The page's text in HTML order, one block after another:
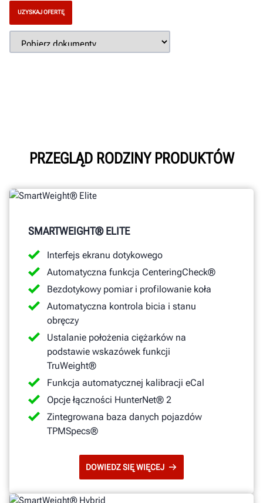
UZYSKAJ OFERTĘ
PRZEGLĄD RODZINY PRODUKTÓW
SMARTWEIGHT® ELITE
Interfejs ekranu dotykowego
Automatyczna funkcja CenteringCheck®
Bezdotykowy pomiar i profilowanie koła
Automatyczna kontrola bicia i stanu
obręczy
Ustalanie położenia ciężarków na
podstawie wskazówek funkcji
TruWeight®
Funkcja automatycznej kalibracji eCal
Opcje łączności HunterNet® 2
Zintegrowana baza danych pojazdów
TPMSpecs®
DOWIEDZ SIĘ WIĘCEJ